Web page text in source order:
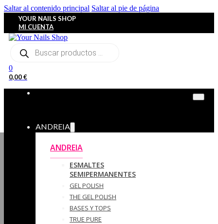
Saltar al contenido principal Saltar al pie de página
YOUR NAILS SHOP
MI CUENTA
0
0,00€
ANDREIA
ANDREIA
ESMALTES
SEMIPERMANENTES
GEL POLISH
THE GEL POLISH
BASES Y‎ TOPS
TRUE PURE